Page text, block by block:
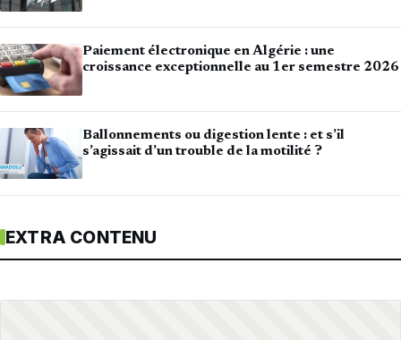
Paiement électronique en Algérie : une
croissance exceptionnelle au 1er semestre 2026
Ballonnements ou digestion lente : et s’il
s’agissait d’un trouble de la motilité ?
EXTRA CONTENU